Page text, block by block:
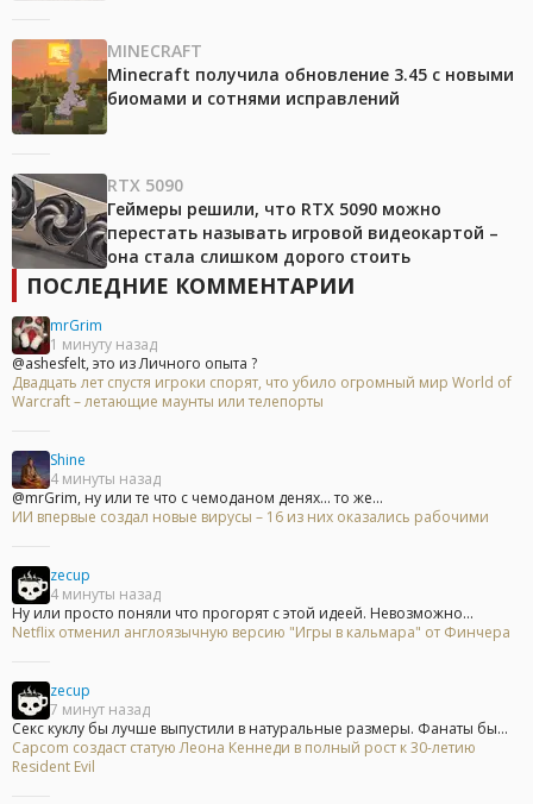
MINECRAFT
Minecraft получила обновление 3.45 с новыми
биомами и сотнями исправлений
RTX 5090
Геймеры решили, что RTX 5090 можно
перестать называть игровой видеокартой –
она стала слишком дорого стоить
ПОСЛЕДНИЕ КОММЕНТАРИИ
mrGrim
1 минуту назад
@ashesfelt, это из Личного опыта ?
Двадцать лет спустя игроки спорят, что убило огромный мир World of
Warcraft – летающие маунты или телепорты
Shine
4 минуты назад
@mrGrim, ну или те что с чемоданом денях... то же...
ИИ впервые создал новые вирусы – 16 из них оказались рабочими
zecup
4 минуты назад
Ну или просто поняли что прогорят с этой идеей. Невозможно...
Netflix отменил англоязычную версию "Игры в кальмара" от Финчера
zecup
7 минут назад
Секс куклу бы лучше выпустили в натуральные размеры. Фанаты бы...
Capcom создаст статую Леона Кеннеди в полный рост к 30-летию
Resident Evil